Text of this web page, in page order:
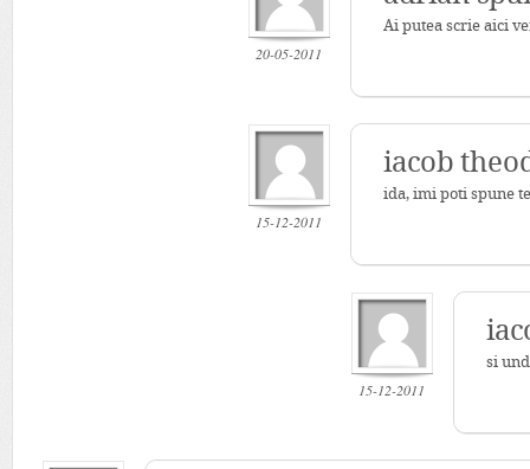
20-05-2011
Ai putea scrie aici
15-12-2011
iacob
ida, imi poti spune
15-12-2011
si